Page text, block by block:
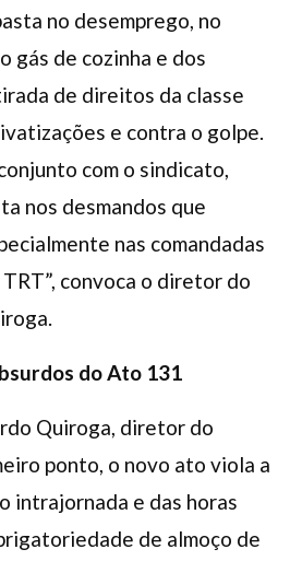
no desemprego, no
gás de cozinha e dos
de direitos da classe
e contra o golpe.
com o sindicato,
nos desmandos que
nas comandadas
convoca o diretor do
do Ato 131
Quiroga, diretor do
ponto, o novo ato viola a
intrajornada e das horas
de almoço de